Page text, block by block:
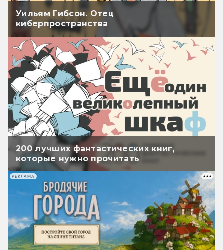
Уильям Гибсон. Отец
киберпространства
200 лучших фантастических книг,
которые нужно прочитать
РЕКЛАМА